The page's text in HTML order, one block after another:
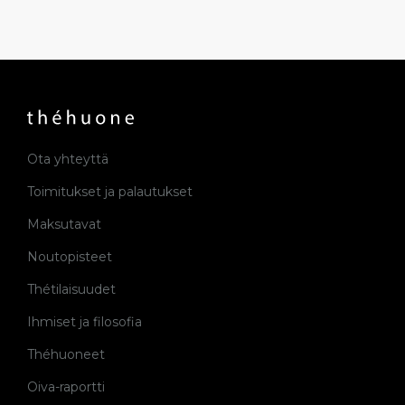
Ota yhteyttä
Toimitukset ja palautukset
Maksutavat
Noutopisteet
Thétilaisuudet
Ihmiset ja filosofia
Théhuoneet
Oiva-raportti